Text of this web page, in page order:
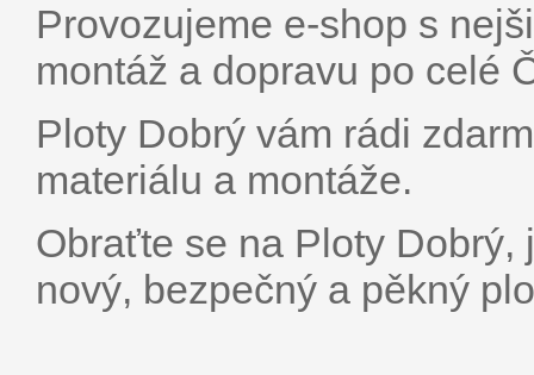
Provozujeme e-shop s
montáž a dopravu po celé
Ploty Dobrý vám rádi
materiálu a montáže.
Obraťte se na Ploty Dobrý,
nový, bezpečný a pěkný